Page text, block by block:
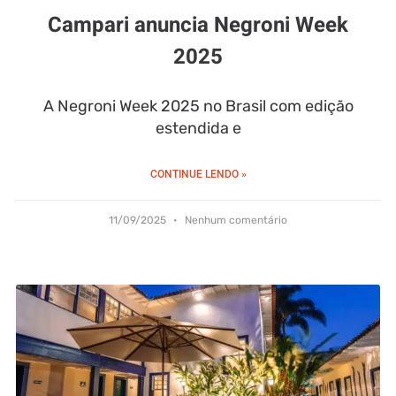
Campari anuncia Negroni Week
2025
A Negroni Week 2025 no Brasil com edição
estendida e
CONTINUE LENDO »
11/09/2025 Nenhum comentário